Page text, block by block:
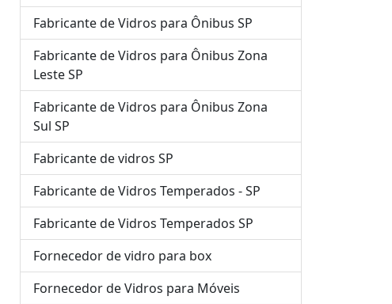
Fabricante de Vidros para Ônibus SP
Fabricante de Vidros para Ônibus Zona
Leste SP
Fabricante de Vidros para Ônibus Zona
Sul SP
Fabricante de vidros SP
Fabricante de Vidros Temperados - SP
Fabricante de Vidros Temperados SP
Fornecedor de vidro para box
Fornecedor de Vidros para Móveis